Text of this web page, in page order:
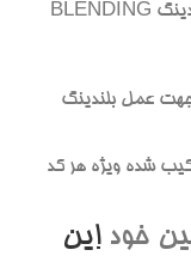
پارچه مخصوص سفارشي جهت عمل بلندينگ BLENDING
عمل بلندينگ
شده ويژه هر کد
خوداين